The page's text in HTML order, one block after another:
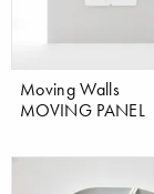
Moving Walls
MOVING PANEL